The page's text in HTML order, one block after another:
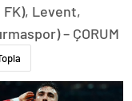
FK), Levent,
– ÇORUM